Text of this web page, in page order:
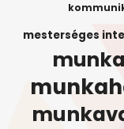
mesterséges